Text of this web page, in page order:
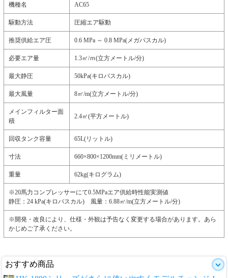
機種名 AC65
駆動方法 圧縮エア駆動
推奨供給エア圧 0.6 MPa ～ 0.8 MPa(メガパスカル)
必要エア量 1.3㎥/ｍ(立方メートル/分)
最大静圧 50kPa(キロパスカル)
最大風量 8㎥/m(立方メートル/分)
メインフィルター面
積
2.4㎡(平方メートル)
回収タンク容量 65L(リットル)
寸法 660×800×1200mm(ミリメートル)
重量 62kg(キログラム)
※20馬力コンプレッサーにて0.5MPaエア供給時性能実測値
静圧：24 kPa(キロパスカル) 風量：6.88㎥/m(立方メートル/分)
※開発・改良により、仕様・外観は予告なく変更する場合があります。あら
かじめご了承ください。
おすすめ商品